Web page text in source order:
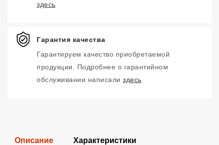
здесь
Гарантия качества
Гарантируем качество приобретаемой
продукции. Подробнее о гарантийном
обслуживании написали здесь
Описание Характеристики